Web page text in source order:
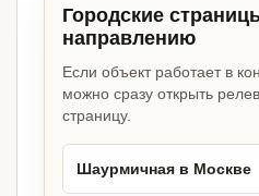
Городские
направлению
Если объект работает в
можно сразу открыть
страницу.
Шаурмичная в Москве